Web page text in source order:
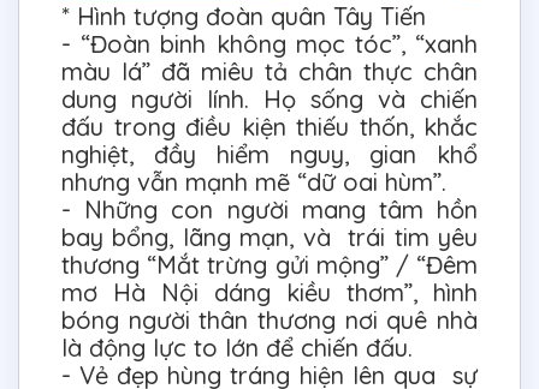
* Hình tượng đoàn quân Tây Tiến
- “Đoàn binh không mọc tóc”, “xanh
màu lá” đã miêu tả chân thực chân
dung người lính. Họ sống và chiến
đấu trong điều kiện thiếu thốn, khắc
nghiệt, đầy hiểm nguy, gian khổ
nhưng vẫn mạnh mẽ “dữ oai hùm”.
- Những con người mang tâm hồn
bay bổng, lãng mạn, và trái tim yêu
thương “Mắt trừng gửi mộng” / “Đêm
mơ Hà Nội dáng kiều thơm”, hình
bóng người thân thương nơi quê nhà
là động lực to lớn để chiến đấu.
- Vẻ đẹp hùng tráng hiện lên qua sự